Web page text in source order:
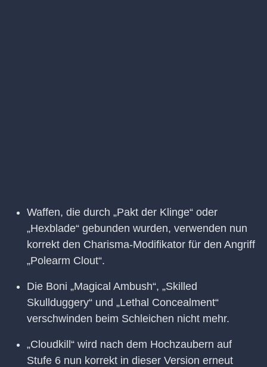
Waffen, die durch „Pakt der Klinge“ oder
„Hexblade“ gebunden wurden, verwenden nun
korrekt den Charisma-Modifikator für den Angriff
„Polearm Clout“.
Die Boni „Magical Ambush“, „Skilled
Skullduggery“ und „Lethal Concealment“
verschwinden beim Schleichen nicht mehr.
„Cloudkill“ wird nach dem Hochzaubern auf
Stufe 6 nun korrekt in dieser Version erneut